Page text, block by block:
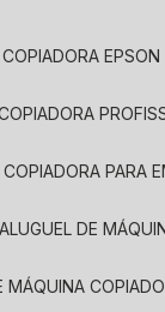
COPIADORA EPSON
COPIADORA
COPIADORA PARA
ALUGUEL DE
MÁQUINA